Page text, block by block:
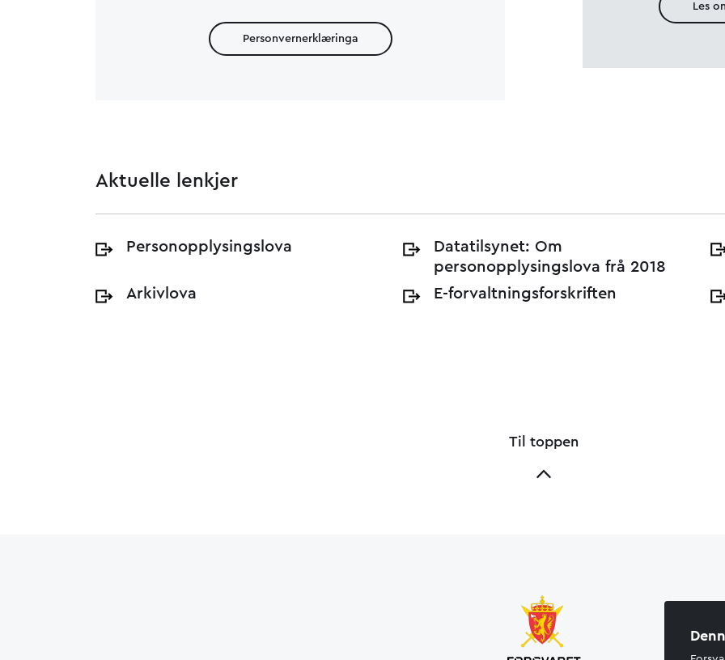
Personvernerklæringa
Les
Aktuelle lenkjer
Personopplysingslova
Datatilsynet: Om
personopplysingslova frå 2018
Arkivlova E-forvaltningsforskriften
Til toppen